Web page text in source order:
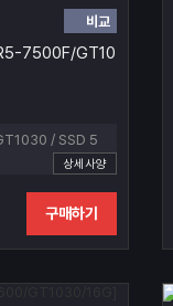
비교
7500F/GT10
/ SSD 5
상세사양
구매하기